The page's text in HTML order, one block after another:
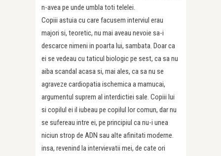
n-avea pe unde umbla toti telelei.
Copiii astuia cu care facusem interviul erau
majori si, teoretic, nu mai aveau nevoie sa-i
descarce nimeni in poarta lui, sambata. Doar ca
ei se vedeau cu taticul biologic pe sest, ca sa nu
aiba scandal acasa si, mai ales, ca sa nu se
agraveze cardiopatia ischemica a mamucai,
argumentul suprem al interdictiei sale. Copiii lui
si copilul ei il iubeau pe copilul lor comun, dar nu
se sufereau intre ei, pe principiul ca nu-i unea
niciun strop de ADN sau alte afinitati moderne.
insa, revenind la intervievatii mei, de cate ori